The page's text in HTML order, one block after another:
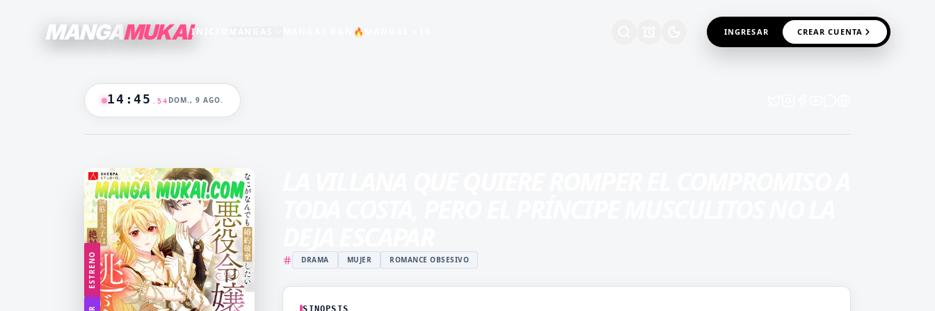
MANGAMUKAIINICIO
TODO EL CATALOGO
BLANCO & NEGRO
CATALOGO
ANIME
FANTASÍA
HENTAI
MADRASTRA
MANGA AKARI
YAKUIN
MANGA ISTUKI
MANGA JUVENIL DE
MANGA PARA
ADULTOS
LV99
🔥 INGRESAR CREAR CUENTA
14 :45 55 DOM., 9 AGO.
ESTRENO DRAMA MUJER ROMANCE OBSESIVO
SINOPSIS